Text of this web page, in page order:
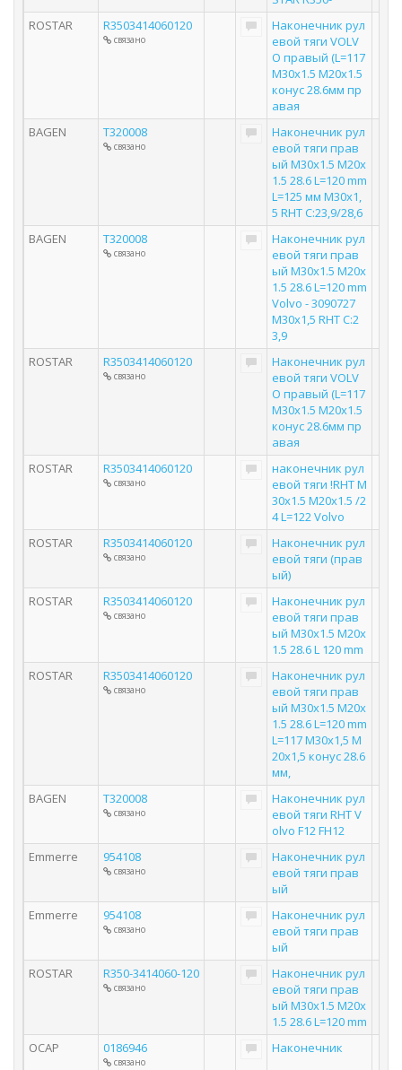
ROSTAR
R3503414060120
связано
Наконечник рул
евой тяги VOLV
O правый (L=117
M30x1.5 M20x1.5
конус 28.6мм пр
авая
BAGEN
T320008
связано
Наконечник рул
евой тяги прав
ый M30x1.5 M20x
1.5 28.6 L=120 mm
L=125 мм M30x1,
5 RHT C:23,9/28,6
BAGEN
T320008
связано
Наконечник рул
евой тяги прав
ый M30x1.5 M20x
1.5 28.6 L=120 mm
Volvo - 3090727
M30x1,5 RHT C:2
3,9
ROSTAR
R3503414060120
связано
Наконечник рул
евой тяги VOLV
O правый (L=117
M30x1.5 M20x1.5
конус 28.6мм пр
авая
ROSTAR
R3503414060120
связано
наконечник рул
евой тяги !RHT M
30x1.5 M20x1.5 /2
4 L=122 Volvo
ROSTAR
R3503414060120
связано
Наконечник рул
евой тяги (прав
ый)
ROSTAR
R3503414060120
связано
Наконечник рул
евой тяги прав
ый M30x1.5 M20x
1.5 28.6 L 120 mm
ROSTAR
R3503414060120
связано
Наконечник рул
евой тяги прав
ый M30x1.5 M20x
1.5 28.6 L=120 mm
L=117 M30x1,5 M
20x1,5 конус 28.6
мм,
BAGEN
T320008
связано
Наконечник рул
евой тяги RHT V
olvo F12 FH12
Emmerre
954108
связано
Наконечник рул
евой тяги прав
ый
Emmerre
954108
связано
Наконечник рул
евой тяги прав
ый
ROSTAR
R350-3414060-120
связано
Наконечник рул
евой тяги прав
ый M30x1.5 M20x
1.5 28.6 L=120 mm
OCAP
0186946
связано
Наконечник